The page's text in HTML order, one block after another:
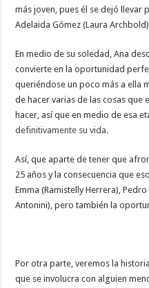
más joven, pues él se dejó llevar
Adelaida Gómez (Laura
En medio de su soledad, Ana
convierte en la oportunidad
queriéndose un poco más a ella
de hacer varias de las cosas que
hacer, así que en medio de esa
definitivamente su vida.
Así, que aparte de tener que
25 años y la consecuencia que
Emma (Ramistelly Herrera),
Antonini), pero también la
Por otra parte, veremos la
que se involucra con alguien